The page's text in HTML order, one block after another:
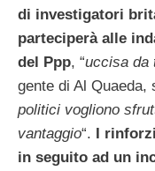
di investigatori
parteciperà alle
del Ppp, “uccisa da
gente di Al Quaeda,
politici vogliono
vantaggio“. I
in seguito ad un